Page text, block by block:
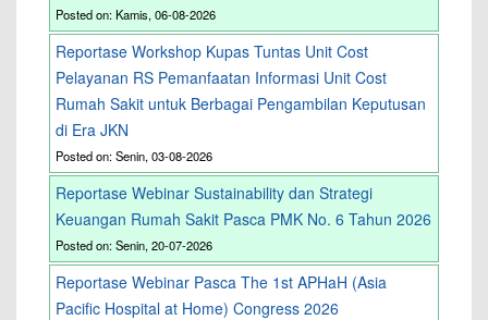
Posted on: Kamis, 06-08-2026
Reportase Workshop Kupas Tuntas Unit Cost
Pelayanan RS Pemanfaatan Informasi Unit Cost
Rumah Sakit untuk Berbagai Pengambilan Keputusan
di Era JKN
Posted on: Senin, 03-08-2026
Reportase Webinar Sustainability dan Strategi
Keuangan Rumah Sakit Pasca PMK No. 6 Tahun 2026
Posted on: Senin, 20-07-2026
Reportase Webinar Pasca The 1st APHaH (Asia
Pacific Hospital at Home) Congress 2026